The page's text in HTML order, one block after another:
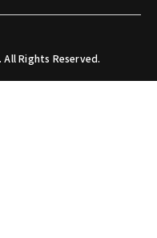
Rights Reserved.